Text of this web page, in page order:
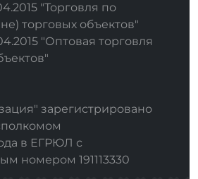
"Торговля по
торговых объектов"
"Оптовая торговля
зарегистрировано
в ЕГРЮЛ с
номером 191113330